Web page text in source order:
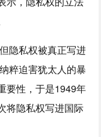
隐私权被真正写进
粹迫害犹太人的暴
要性，于是1949年
将隐私权写进国际